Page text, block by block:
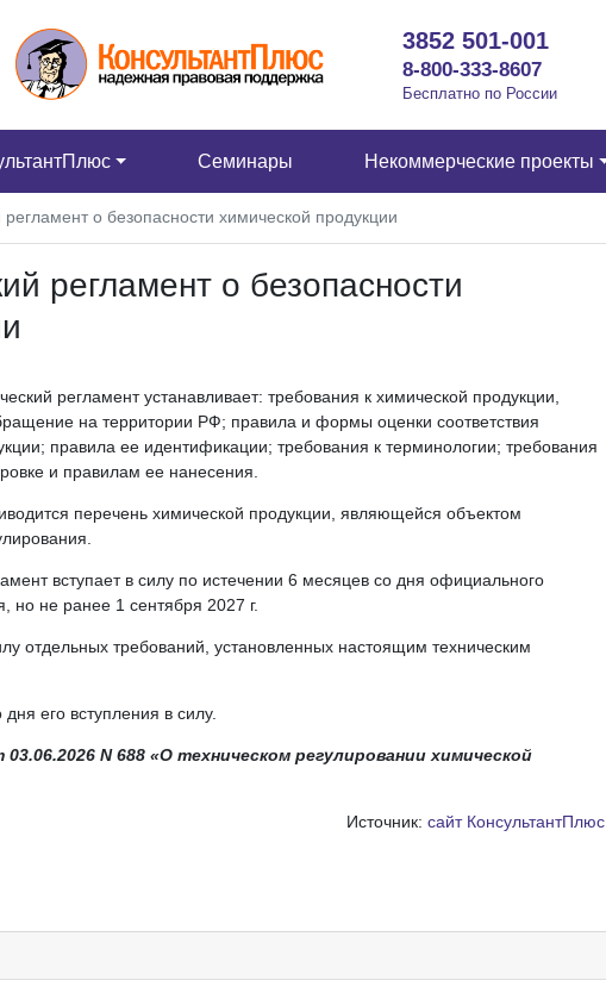
3852 501-001
8-800-333-8607
Бесплатно по России
Семинары Некоммерческие проекты
о безопасности химической продукции
регламент о безопасности
регламент устанавливает: требования к химической продукции,
на территории РФ; правила и формы оценки соответствия
правила ее идентификации; требования к терминологии; требования
и правилам ее нанесения.
перечень химической продукции, являющейся объектом
вступает в силу по истечении 6 месяцев со дня официального
но не ранее 1 сентября 2027 г.
отдельных требований, установленных настоящим техническим
его вступления в силу.
N 688 «О техническом регулировании химической
Источник: сайт КонсультантПлюс